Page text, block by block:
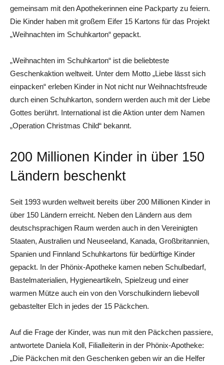
gemeinsam mit den Apothekerinnen eine Packparty zu feiern.
Die Kinder haben mit großem Eifer 15 Kartons für das Projekt
„Weihnachten im Schuhkarton“ gepackt.
„Weihnachten im Schuhkarton“ ist die beliebteste
Geschenkaktion weltweit. Unter dem Motto „Liebe lässt sich
einpacken“ erleben Kinder in Not nicht nur Weihnachtsfreude
durch einen Schuhkarton, sondern werden auch mit der Liebe
Gottes berührt. International ist die Aktion unter dem Namen
„Operation Christmas Child“ bekannt.
200 Millionen Kinder in über 150
Ländern beschenkt
Seit 1993 wurden weltweit bereits über 200 Millionen Kinder in
über 150 Ländern erreicht. Neben den Ländern aus dem
deutschsprachigen Raum werden auch in den Vereinigten
Staaten, Australien und Neuseeland, Kanada, Großbritannien,
Spanien und Finnland Schuhkartons für bedürftige Kinder
gepackt. In der Phönix-Apotheke kamen neben Schulbedarf,
Bastelmaterialien, Hygieneartikeln, Spielzeug und einer
warmen Mütze auch ein von den Vorschulkindern liebevoll
gebastelter Elch in jedes der 15 Päckchen.
Auf die Frage der Kinder, was nun mit den Päckchen passiere,
antwortete Daniela Koll, Filialleiterin in der Phönix-Apotheke:
„Die Päckchen mit den Geschenken geben wir an die Helfer